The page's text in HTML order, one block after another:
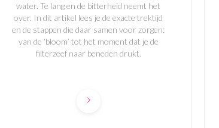
water. Te lang en de bitterheid neemt het
over. In dit artikel lees je de exacte trektijd
en de stappen die daar samen voor zorgen:
van de ‘bloom’ tot het moment dat je de
filterzeef naar beneden drukt.